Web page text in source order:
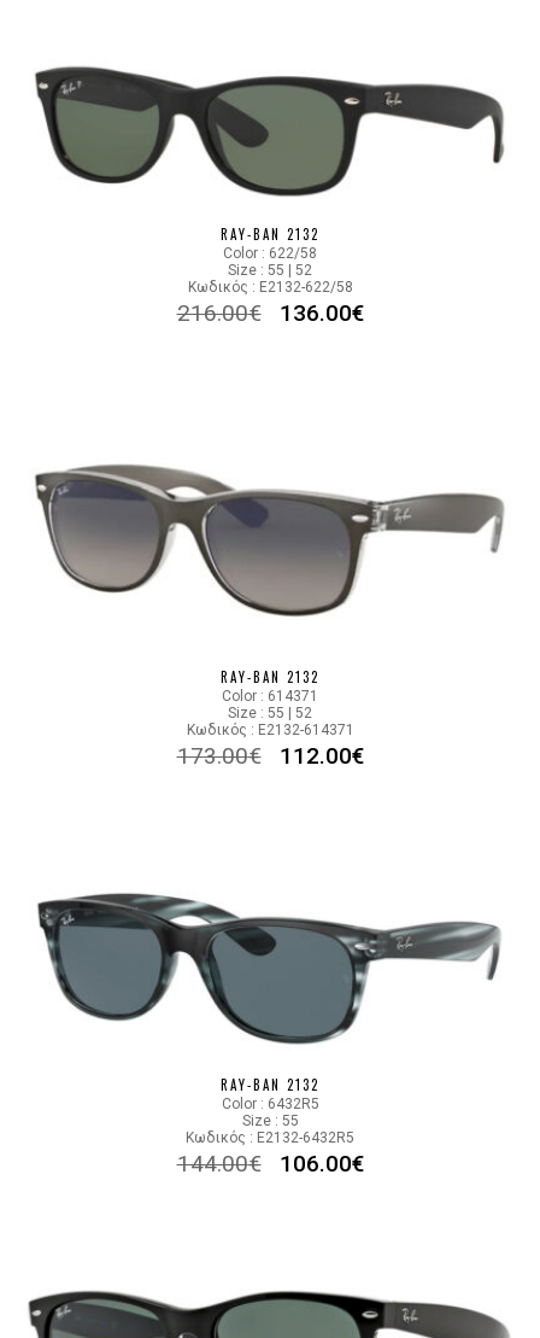
RAY-BAN 2132
Color : 622/58
Size : 55 | 52
Κωδικός : E2132-622/58
216.00€ 136.00€
RAY-BAN 2132
Color : 614371
Size : 55 | 52
Κωδικός : E2132-614371
173.00€ 112.00€
RAY-BAN 2132
Color : 6432R5
Size : 55
Κωδικός : E2132-6432R5
144.00€ 106.00€